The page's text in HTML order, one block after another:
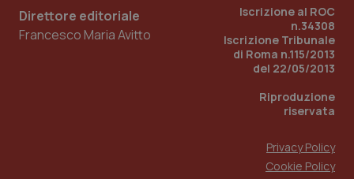
Direttore editoriale
Francesco Maria Avitto
Iscrizione al ROC
n.34308
Iscrizione Tribunale
di Roma n.115/2013
del 22/05/2013
Riproduzione
riservata
Privacy Policy
Cookie Policy
PHP.net
www.quotidianosanita.it